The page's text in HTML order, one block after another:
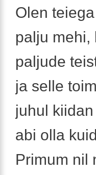
Olen
palju mehi,
paljude
ja selle
juhul
abi olla
Primum nil